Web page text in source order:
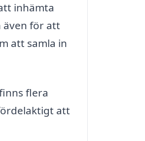
inhämta
även för att
att samla in
flera
att